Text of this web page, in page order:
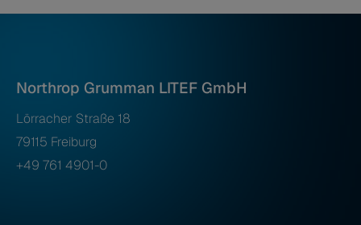
Northrop Grumman LITEF GmbH
Lörracher Straße 18
79115 Freiburg
+49 761 4901-0